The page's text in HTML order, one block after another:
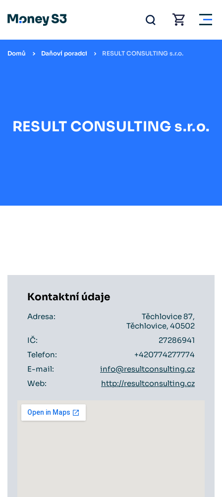
Domů Daňoví poradci RESULT CONSULTING s.r.o.
RESULT CONSULTING s.r.o.
Kontaktní údaje
Adresa:
Těchlovice 87,
Těchlovice, 40502
IČ:
27286941
Telefon:
+420774277774
E-mail:
info@resultconsulting.cz
Web:
http://resultconsulting.cz